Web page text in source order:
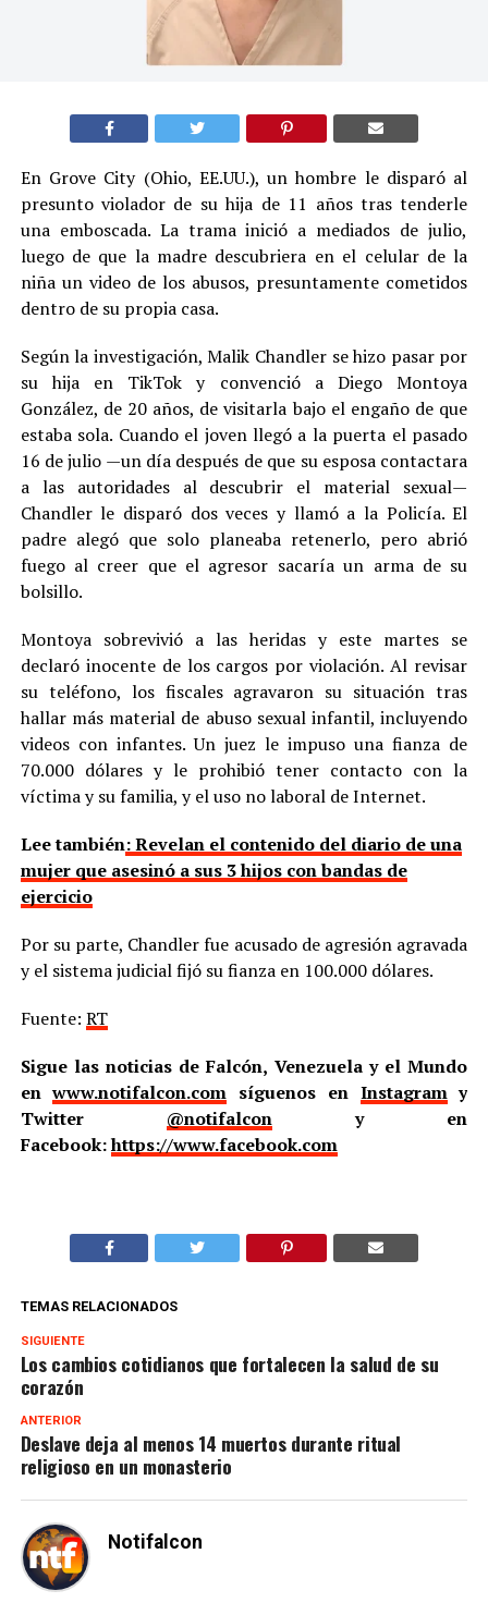
En Grove City (Ohio, EE.UU.), un hombre le disparó al
presunto violador de su hija de 11 años tras tenderle
una emboscada. La trama inició a mediados de julio,
luego de que la madre descubriera en el celular de la
niña un video de los abusos, presuntamente cometidos
dentro de su propia casa.
Según la investigación, Malik Chandler se hizo pasar por
su hija en TikTok y convenció a Diego Montoya
González, de 20 años, de visitarla bajo el engaño de que
estaba sola. Cuando el joven llegó a la puerta el pasado
16 de julio —un día después de que su esposa contactara
a las autoridades al descubrir el material sexual—
Chandler le disparó dos veces y llamó a la Policía. El
padre alegó que solo planeaba retenerlo, pero abrió
fuego al creer que el agresor sacaría un arma de su
bolsillo.
Montoya sobrevivió a las heridas y este martes se
declaró inocente de los cargos por violación. Al revisar
su teléfono, los fiscales agravaron su situación tras
hallar más material de abuso sexual infantil, incluyendo
videos con infantes. Un juez le impuso una fianza de
70.000 dólares y le prohibió tener contacto con la
víctima y su familia, y el uso no laboral de Internet.
Lee también: Revelan el contenido del diario de una
mujer que asesinó a sus 3 hijos con bandas de
ejercicio
Por su parte, Chandler fue acusado de agresión agravada
y el sistema judicial fijó su fianza en 100.000 dólares.
Fuente: RT
Sigue las noticias de Falcón, Venezuela y el Mundo
enwww.notifalcon.com síguenos en Instagramy
Twitter @notifalcony en
Facebook:https://www.facebook.com
TEMAS RELACIONADOS
SIGUIENTE
Los cambios cotidianos que fortalecen la salud de su
corazón
ANTERIOR
Deslave deja al menos 14 muertos durante ritual
religioso en un monasterio
Notifalcon